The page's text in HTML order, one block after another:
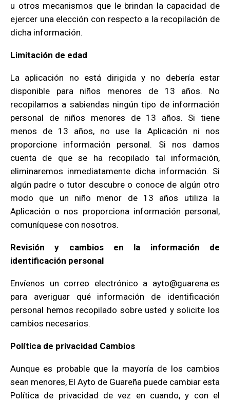
u otros mecanismos que le brindan la capacidad de
ejercer una elección con respecto a la recopilación de
dicha información.
Limitación de edad
La aplicación no está dirigida y no debería estar
disponible para niños menores de 13 años. No
recopilamos a sabiendas ningún tipo de información
personal de niños menores de 13 años. Si tiene
menos de 13 años, no use la Aplicación ni nos
proporcione información personal. Si nos damos
cuenta de que se ha recopilado tal información,
eliminaremos inmediatamente dicha información. Si
algún padre o tutor descubre o conoce de algún otro
modo que un niño menor de 13 años utiliza la
Aplicación o nos proporciona información personal,
comuníquese con nosotros.
Revisión y cambios en la información de
identificación personal
Envíenos un correo electrónico a ayto@guarena.es
para averiguar qué información de identificación
personal hemos recopilado sobre usted y solicite los
cambios necesarios.
Política de privacidad Cambios
Aunque es probable que la mayoría de los cambios
sean menores, El Ayto de Guareña puede cambiar esta
Política de privacidad de vez en cuando, y con el